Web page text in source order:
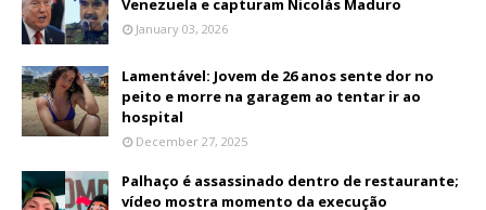
Venezuela e capturam Nicolás Maduro
January 03, 2026
Lamentável: Jovem de 26 anos sente dor no
peito e morre na garagem ao tentar ir ao
hospital
December 27, 2025
Palhaço é assassinado dentro de restaurante;
vídeo mostra momento da execução